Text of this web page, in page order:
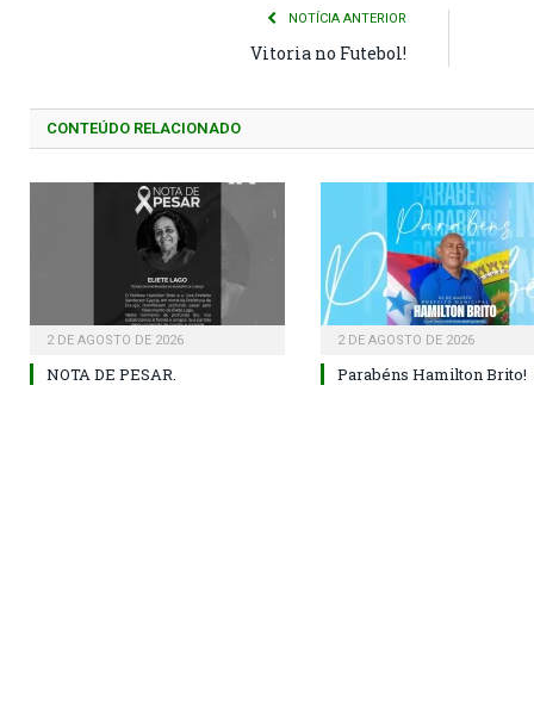
NOTÍCIA ANTERIOR
Vitoria no Futebol!
CONTEÚDO RELACIONADO
2 DE AGOSTO DE 2026
NOTA DE PESAR.
2 DE AGOSTO DE 2026
Parabéns Hamilton Brito!